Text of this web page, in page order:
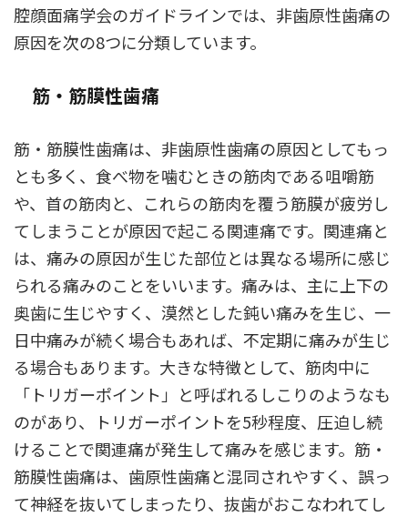
腔顔面痛学会のガイドラインでは、非歯原性歯痛の
原因を次の8つに分類しています。
筋・筋膜性歯痛
筋・筋膜性歯痛は、非歯原性歯痛の原因としてもっ
とも多く、食べ物を噛むときの筋肉である咀嚼筋
や、首の筋肉と、これらの筋肉を覆う筋膜が疲労し
てしまうことが原因で起こる関連痛です。関連痛と
は、痛みの原因が生じた部位とは異なる場所に感じ
られる痛みのことをいいます。痛みは、主に上下の
奥歯に生じやすく、漠然とした鈍い痛みを生じ、一
日中痛みが続く場合もあれば、不定期に痛みが生じ
る場合もあります。大きな特徴として、筋肉中に
「トリガーポイント」と呼ばれるしこりのようなも
のがあり、トリガーポイントを5秒程度、圧迫し続
けることで関連痛が発生して痛みを感じます。筋・
筋膜性歯痛は、歯原性歯痛と混同されやすく、誤っ
て神経を抜いてしまったり、抜歯がおこなわれてし